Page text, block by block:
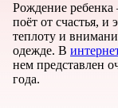
Рождение ребенка
поёт от счастья,
теплоту и
одежде. В
нем представлен
года.